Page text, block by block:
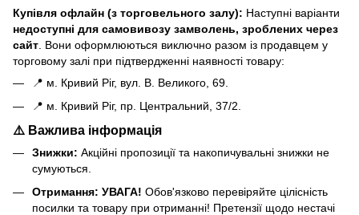
Купівля офлайн (з торговельного залу): Наступні варіанти
недоступні для самовивозу замволень, зроблених через
сайт . Вони оформлюються виключно разом із продавцем у
торговому залі при підтвердженні наявності товару:
📍 м. Кривий Ріг, вул. В. Великого, 69.
📍 м. Кривий Ріг, пр. Центральний, 37/2.
⚠️ Важлива інформація
Знижки: Акційні пропозиції та накопичувальні знижки не
сумуються.
Отримання: УВАГА! Обов'язково перевіряйте цілісність
посилки та товару при отриманні! Претензії щодо нестачі